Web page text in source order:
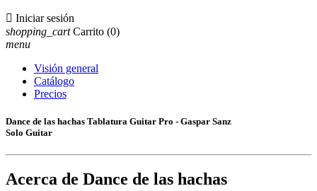
 Iniciar sesión
shopping_cart Carrito (0)
menu
Visión general
Catálogo
Precios
Dance de las hachas Tablatura Guitar Pro - Gaspar Sanz
Solo Guitar
Acerca de Dance de las hachas